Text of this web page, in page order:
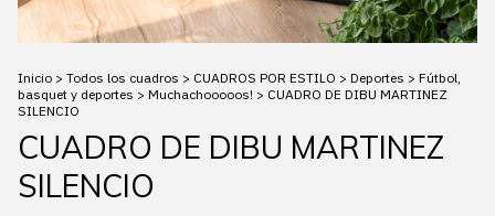
Inicio > Todos los cuadros > CUADROS POR ESTILO > Deportes > Fútbol,
basquet y deportes > Muchachooooos! > CUADRO DE DIBU MARTINEZ
SILENCIO
CUADRO DE DIBU MARTINEZ
SILENCIO